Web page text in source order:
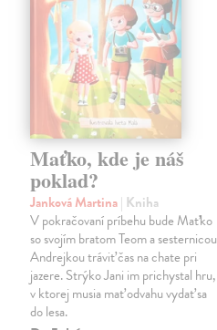
Maťko, kde je náš
poklad?
Janková Martina| Kniha
V pokračovaní príbehu bude Maťko
so svojím bratom Teom a sesternicou
Andrejkou tráviť čas na chate pri
jazere. Strýko Jani im prichystal hru,
v ktorej musia mať odvahu vydať sa
do lesa.